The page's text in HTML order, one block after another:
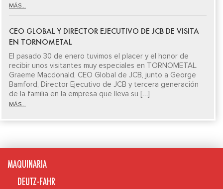
MÁS...
CEO GLOBAL Y DIRECTOR EJECUTIVO DE JCB DE VISITA
EN TORNOMETAL
El pasado 30 de enero tuvimos el placer y el honor de
recibir unos visitantes muy especiales en TORNOMETAL.
Graeme Macdonald, CEO Global de JCB, junto a George
Bamford, Director Ejecutivo de JCB y tercera generación
de la familia en la empresa que lleva su […]
MÁS...
MAQUINARIA
DEUTZ-FAHR